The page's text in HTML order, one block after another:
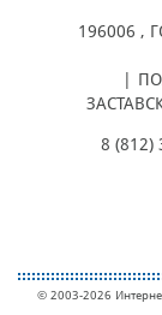
196006 ,
8 (812)
© 2003-2026